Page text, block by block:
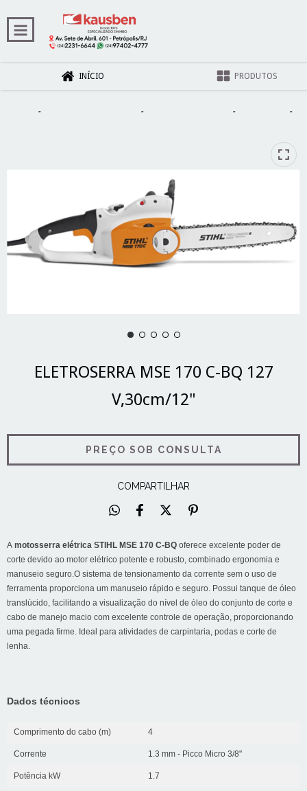
INÍCIO PRODUTOS
- - -
-
ELETROSERRA MSE 170 C-BQ 127
V,30cm/12"
COMPARTILHAR
A motosserra elétrica STIHL MSE 170 C-BQ oferece excelente poder de
corte devido ao motor elétrico potente e robusto, combinado ergonomia e
manuseio seguro.O sistema de tensionamento da corrente sem o uso de
ferramenta proporciona um manuseio rápido e seguro. Possui tanque de óleo
translúcido, facilitando a visualização do nível de óleo do conjunto de corte e
cabo de manejo macio com excelente controle de operação, proporcionando
uma pegada firme. Ideal para atividades de carpintaria, podas e corte de
lenha.
Dados técnicos
Comprimento do cabo (m) 4
Corrente 1.3 mm - Picco Micro 3/8"
Potência kW 1.7